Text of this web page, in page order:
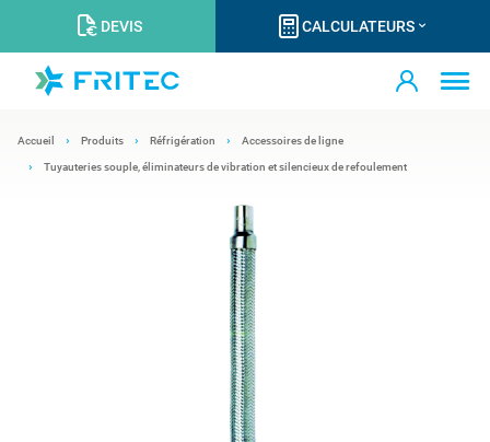
DEVIS CALCULATEURS
Accueil Produits Réfrigération Accessoires de ligne
Tuyauteries souple, éliminateurs de vibration et silencieux de refoulement